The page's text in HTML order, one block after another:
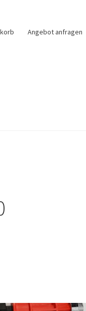
Angebot anfragen